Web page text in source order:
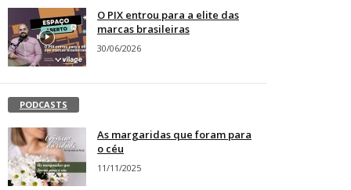
O PIX entrou para a elite das
marcas brasileiras
30/06/2026
PODCASTS
As margaridas que foram para
o céu
11/11/2025